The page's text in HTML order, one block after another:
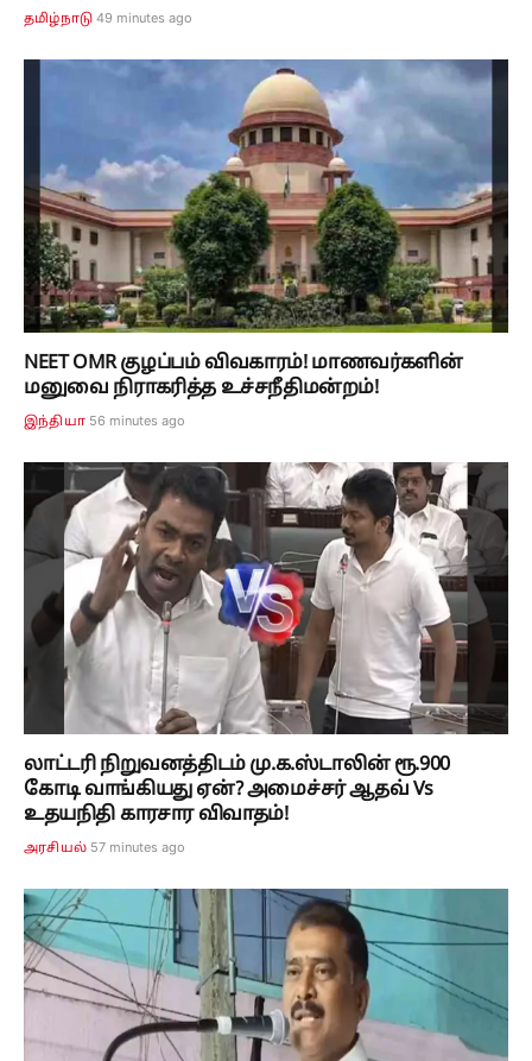
தமிழ்நாடு 49 minutes ago
NEET OMR குழப்பம் விவகாரம்! மாணவர்களின்
மனுவை நிராகரித்த உச்சநீதிமன்றம்!
இந்தியா 56 minutes ago
லாட்டரி நிறுவனத்திடம் மு.க.ஸ்டாலின் ரூ.900
கோடி வாங்கியது ஏன்? அமைச்சர் ஆதவ் Vs
உதயநிதி காரசார விவாதம்!
அரசியல் 57 minutes ago